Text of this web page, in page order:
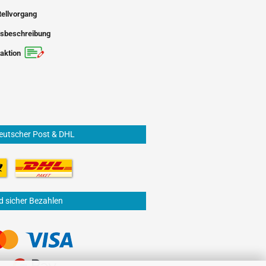
Post & DHL
sicher Bezahlen